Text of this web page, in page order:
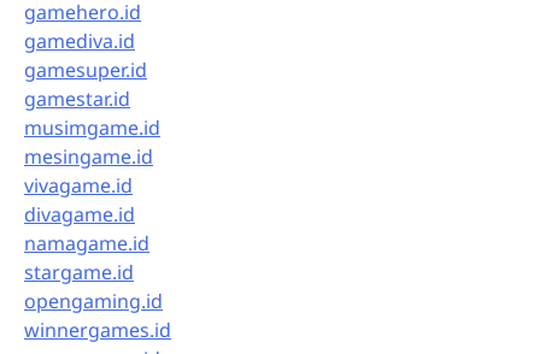
gamehero.id
gamediva.id
gamesuper.id
gamestar.id
musimgame.id
mesingame.id
vivagame.id
divagame.id
namagame.id
stargame.id
opengaming.id
winnergames.id